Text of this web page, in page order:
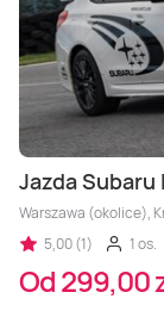
Jazda Subaru
Warszawa (okolice),
5,00 (1)
1 os.
Od 299,00